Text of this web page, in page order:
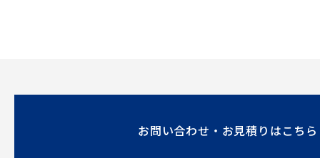
お問い合わせ・お見積りはこちら